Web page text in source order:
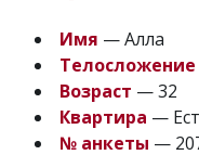
Имя — Алла
Телосложение
Возраст — 32
Квартира —
№ анкеты —